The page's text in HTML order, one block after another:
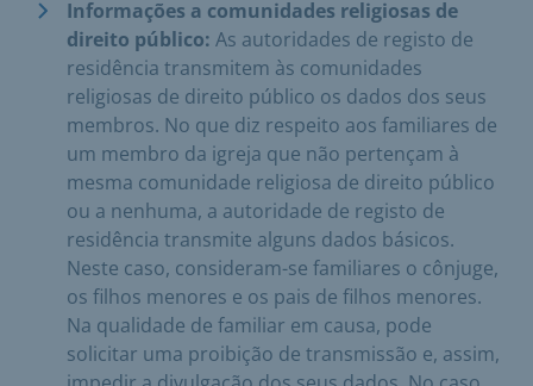
Informações a comunidades religiosas de
direito público: As autoridades de registo de
residência transmitem às comunidades
religiosas de direito público os dados dos seus
membros. No que diz respeito aos familiares de
um membro da igreja que não pertençam à
mesma comunidade religiosa de direito público
ou a nenhuma, a autoridade de registo de
residência transmite alguns dados básicos.
Neste caso, consideram-se familiares o cônjuge,
os filhos menores e os pais de filhos menores.
Na qualidade de familiar em causa, pode
solicitar uma proibição de transmissão e, assim,